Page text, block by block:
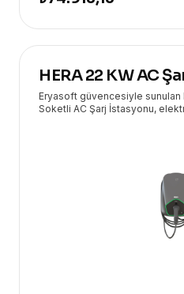
HERA 22 KW AC
Eryasoft güvencesiyle sunulan
Soketli AC Şarj İstasyonu,